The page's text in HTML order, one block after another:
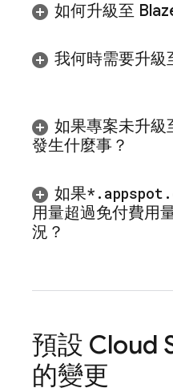
如何升級至
我何時需要升級
如果專案未升級
發生什麼事？
如果* . appspot .
用量超過免付費用
況？
預設 Cloud
的變更